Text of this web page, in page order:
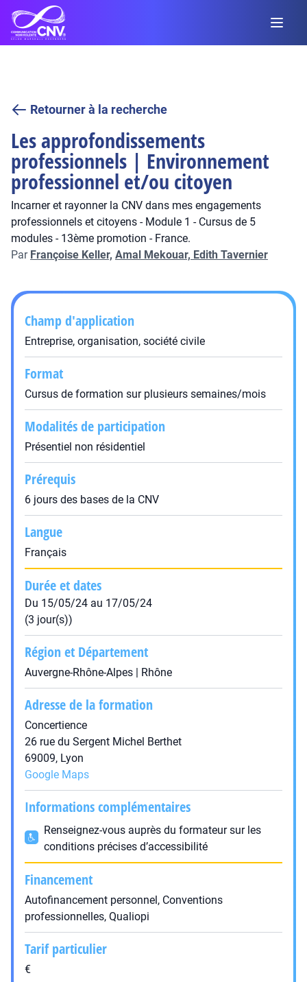
Retourner à la recherche
Les approfondissements
professionnels | Environnement
professionnel et/ou citoyen
Incarner et rayonner la CNV dans mes engagements
professionnels et citoyens - Module 1 - Cursus de 5
modules - 13ème promotion - France.
Par Françoise Keller, Amal Mekouar, Edith Tavernier
Champ d'application
Entreprise, organisation, société civile
Format
Cursus de formation sur plusieurs semaines/mois
Modalités de participation
Présentiel non résidentiel
Prérequis
6 jours des bases de la CNV
Langue
Français
Durée et dates
Du 15/05/24 au 17/05/24
(3 jour(s))
Région et Département
Auvergne-Rhône-Alpes | Rhône
Adresse de la formation
Concertience
26 rue du Sergent Michel Berthet
69009, Lyon
Google Maps
Informations complémentaires
Renseignez-vous auprès du formateur sur les
conditions précises d’accessibilité
Financement
Autofinancement personnel, Conventions
professionnelles, Qualiopi
Tarif particulier
€